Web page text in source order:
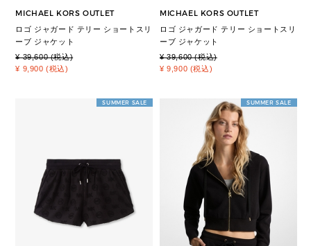
MICHAEL KORS OUTLET
ロゴ ジャガード テリー ショートスリ
ーブ ジャケット
¥ 39,600 (税込)
¥ 9,900 (税込)
MICHAEL KORS OUTLET
ロゴ ジャガード テリー ショートスリ
ーブ ジャケット
¥ 39,600 (税込)
¥ 9,900 (税込)
SUMMER SALE SUMMER SALE